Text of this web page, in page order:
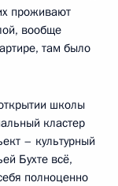
проживают
вообще
там было
школы
кластер
– культурный
Бухте всё,
полноценно